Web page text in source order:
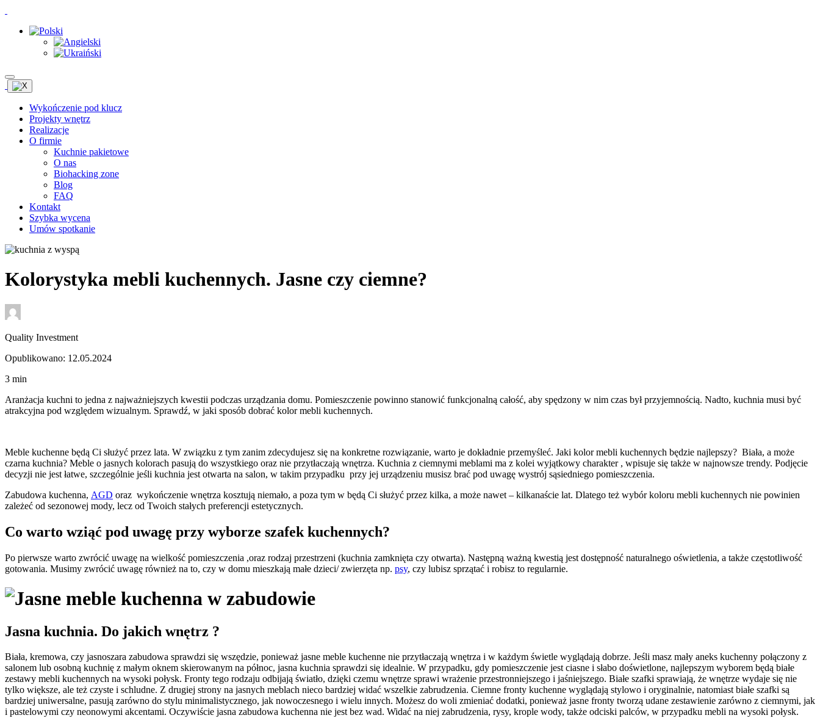
Wykończenie pod klucz
Projekty wnętrz
Realizacje
O firmie
Kuchnie pakietowe
O nas
Biohacking zone
Blog
FAQ
Kontakt
Szybka wycena
Umów spotkanie
Kolorystyka mebli kuchennych. Jasne czy ciemne?
Quality Investment
Opublikowano: 12.05.2024
3 min
Aranżacja kuchni to jedna z najważniejszych kwestii podczas urządzania domu. Pomieszczenie powinno stanowić funkcjonalną całość, aby spędzony w nim czas był przyjemnością. Nadto, kuchnia musi być
atrakcyjna pod względem wizualnym. Sprawdź, w jaki sposób dobrać kolor mebli kuchennych.
Meble kuchenne będą Ci służyć przez lata. W związku z tym zanim zdecydujesz się na konkretne rozwiązanie, warto je dokładnie przemyśleć. Jaki kolor mebli kuchennych będzie najlepszy? Biała, a może
czarna kuchnia? Meble o jasnych kolorach pasują do wszystkiego oraz nie przytłaczają wnętrza. Kuchnia z ciemnymi meblami ma z kolei wyjątkowy charakter , wpisuje się także w najnowsze trendy. Podjęcie
decyzji nie jest łatwe, szczególnie jeśli kuchnia jest otwarta na salon, w takim przypadku przy jej urządzeniu musisz brać pod uwagę wystrój sąsiedniego pomieszczenia.
Zabudowa kuchenna, AGD oraz wykończenie wnętrza kosztują niemało, a poza tym w będą Ci służyć przez kilka, a może nawet – kilkanaście lat. Dlatego też wybór koloru mebli kuchennych nie powinien
zależeć od sezonowej mody, lecz od Twoich stałych preferencji estetycznych.
Co warto wziąć pod uwagę przy wyborze szafek kuchennych?
Po pierwsze warto zwrócić uwagę na wielkość pomieszczenia ,oraz rodzaj przestrzeni (kuchnia zamknięta czy otwarta). Następną ważną kwestią jest dostępność naturalnego oświetlenia, a także częstotliwość
gotowania. Musimy zwrócić uwagę również na to, czy w domu mieszkają małe dzieci/ zwierzęta np. psy, czy lubisz sprzątać i robisz to regularnie.
Jasna kuchnia. Do jakich wnętrz ?
Biała, kremowa, czy jasnoszara zabudowa sprawdzi się wszędzie, ponieważ jasne meble kuchenne nie przytłaczają wnętrza i w każdym świetle wyglądają dobrze. Jeśli masz mały aneks kuchenny połączony z
salonem lub osobną kuchnię z małym oknem skierowanym na północ, jasna kuchnia sprawdzi się idealnie. W przypadku, gdy pomieszczenie jest ciasne i słabo doświetlone, najlepszym wyborem będą białe
zestawy mebli kuchennych na wysoki połysk. Fronty tego rodzaju odbijają światło, dzięki czemu wnętrze sprawi wrażenie przestronniejszego i jaśniejszego. Białe szafki sprawiają, że wnętrze wydaje się nie
tylko większe, ale też czyste i schludne. Z drugiej strony na jasnych meblach nieco bardziej widać wszelkie zabrudzenia. Ciemne fronty kuchenne wyglądają stylowo i oryginalnie, natomiast białe szafki są
bardziej uniwersalne, pasują zarówno do stylu minimalistycznego, jak nowoczesnego i wielu innych. Możesz do woli zmieniać dodatki, ponieważ jasne fronty tworzą udane zestawienie zarówno z ciemnymi, jak
i pastelowymi czy neonowymi akcentami. Oczywiście jasna zabudowa kuchenna nie jest bez wad. Widać na niej zabrudzenia, rysy, krople wody, także odciski palców, w przypadku mebli na wysoki połysk.